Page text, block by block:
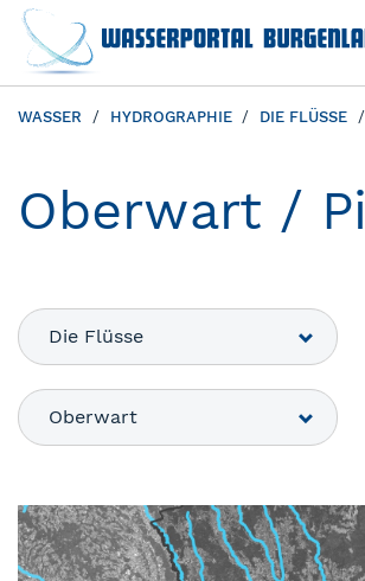
WASSER HYDROGRAPHIE DIE FLÜSSE
Oberwart /
Die Flüsse
Oberwart